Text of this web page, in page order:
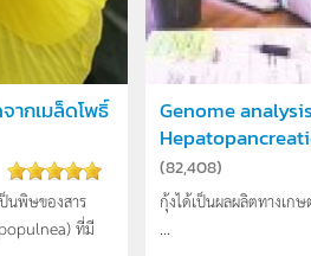
ากเมล็ดโพธิ์
นพิษของสาร
ที่มี
Genome
(82,408)
กุ้งได้เป็นผลผลิตทางเก
...